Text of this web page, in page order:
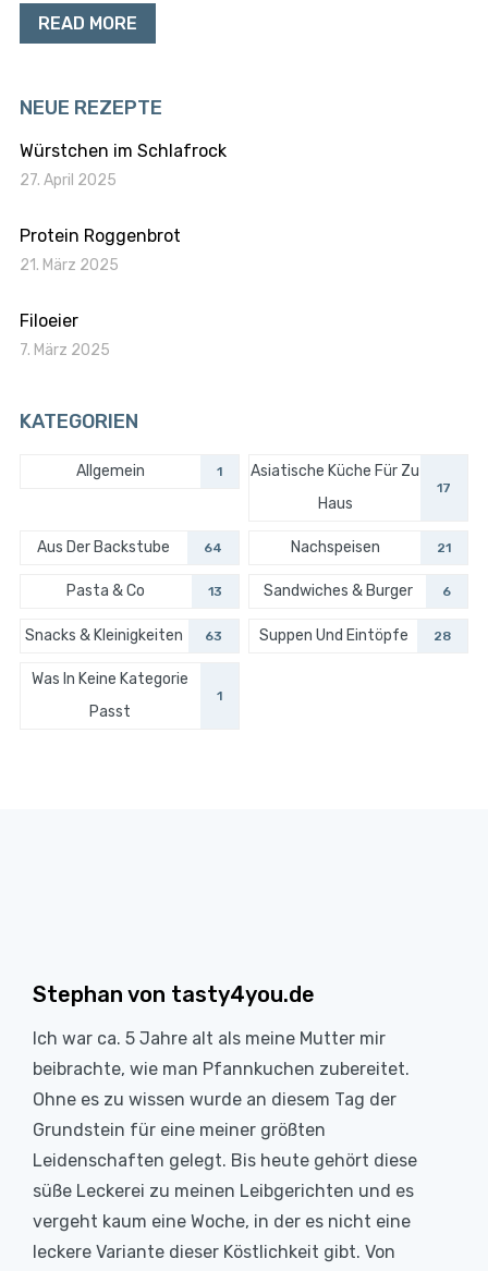
READ MORE
NEUE REZEPTE
Würstchen im Schlafrock
27. April 2025
Protein Roggenbrot
21. März 2025
Filoeier
7. März 2025
KATEGORIEN
Allgemein 1
Asiatische Küche Für Zu
Haus
17
Aus Der Backstube 64 Nachspeisen 21
Pasta & Co 13 Sandwiches & Burger 6
Snacks & Kleinigkeiten 63 Suppen Und Eintöpfe 28
Was In Keine Kategorie
Passt
1
Stephan von tasty4you.de
Ich war ca. 5 Jahre alt als meine Mutter mir
beibrachte, wie man Pfannkuchen zubereitet.
Ohne es zu wissen wurde an diesem Tag der
Grundstein für eine meiner größten
Leidenschaften gelegt. Bis heute gehört diese
süße Leckerei zu meinen Leibgerichten und es
vergeht kaum eine Woche, in der es nicht eine
leckere Variante dieser Köstlichkeit gibt. Von